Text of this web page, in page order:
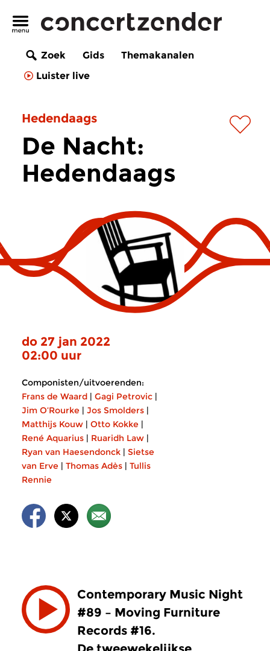
Zoek Gids
Themakanalen
Luister live
Hedendaags
De Nacht:
Hedendaags
do 27 jan 2022
02:00 uur
Componisten/uitvoerenden:
Frans de Waard | Gagi Petrovic |
Jim O’Rourke | Jos Smolders |
Matthijs Kouw | Otto Kokke |
René Aquarius | Ruaridh Law |
Ryan van Haesendonck | Sietse
van Erve | Thomas Adès | Tullis
Rennie
Contemporary Music Night
#89 – Moving Furniture
Records #16.